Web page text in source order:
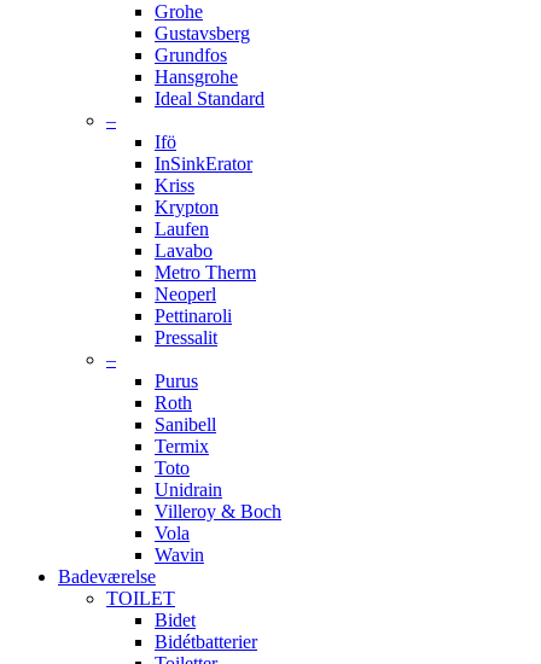
Grohe
Gustavsberg
Grundfos
Hansgrohe
Ideal Standard
–
Ifö
InSinkErator
Kriss
Krypton
Laufen
Lavabo
Metro Therm
Neoperl
Pettinaroli
Pressalit
–
Purus
Roth
Sanibell
Termix
Toto
Unidrain
Villeroy & Boch
Vola
Wavin
Badeværelse
TOILET
Bidet
Bidétbatterier